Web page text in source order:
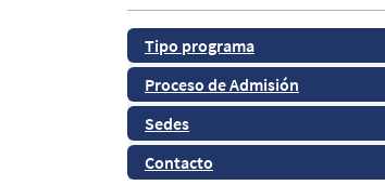
Ranking FSO
Ranking Webometrics
Salud y Bienestar
Sede Panamá
Sede Santiago
Sede Santiago
Tipo programa
Proceso de Admisión
Sedes
Contacto